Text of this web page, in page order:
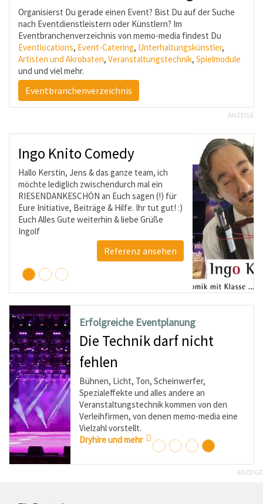
Organisierst Du gerade einen Event? Bist Du auf der Suche
nach Eventdienstleistern oder Künstlern? Im
Eventbranchenverzeichnis von memo-media findest Du
Eventlocations, Event-Catering, Unterhaltungskünstler,
Artisten und Akrobaten, Veranstaltungstechnik, Spielmodule
und und viel mehr.
Eventbranchenverzeichnis
ANZEIGE
ganze team, ich
mal ein
an Euch sagen (!) für
& Hilfe. Ihr tut gut! :)
& liebe Grüße
Wolfgang Dülken
Musikszene)
S.A.M
Ich bewerte hier keinen
selbst. Es ist mir ein
riesengroßes
was ihr im Moment für die
Meine Hochachtung gilt
deren Kreativität und
miserablen Zeiten große
sachbezogenen
der Erfolg wird euch
gesund und weiterhin
Eventplanung
Technik darf nicht
Licht, Ton, Scheinwerfer,